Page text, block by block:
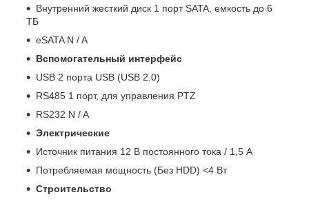
Внутренний жесткий диск 1 порт SATA, емкость до 6
ТБ
eSATA N / A
Вспомогательный интерфейс
USB 2 порта USB (USB 2.0)
RS485 1 порт, для управления PTZ
RS232 N / A
Электрические
Источник питания 12 В постоянного тока / 1,5 А
Потребляемая мощность (Без HDD) <4 Вт
Строительство